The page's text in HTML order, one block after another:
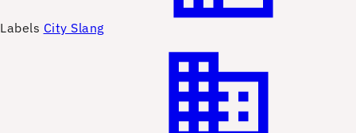
Labels City Slang